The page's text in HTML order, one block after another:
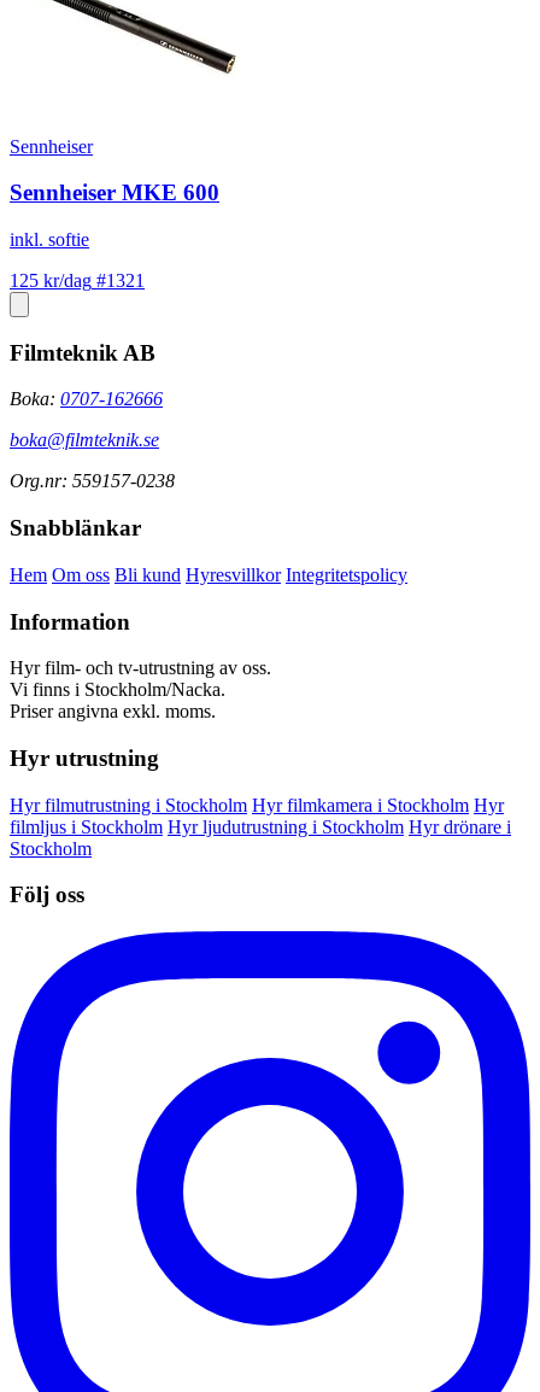
Sennheiser
Sennheiser MKE 600
inkl. softie
125 kr/dag #1321
Filmteknik AB
Boka: 0707-162666
boka@filmteknik.se
Org.nr: 559157-0238
Snabblänkar
Hem Om oss Bli kund Hyresvillkor Integritetspolicy
Information
Hyr film- och tv-utrustning av oss.
Vi finns i Stockholm/Nacka.
Priser angivna exkl. moms.
Hyr utrustning
Hyr filmutrustning i Stockholm Hyr filmkamera i Stockholm Hyr
filmljus i Stockholm Hyr ljudutrustning i Stockholm Hyr drönare i
Stockholm
Följ oss